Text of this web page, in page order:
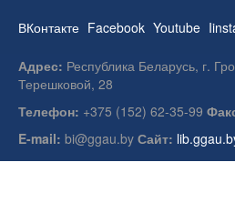
ВКонтакте Facebook Youtube
Адрес: Республика Беларусь, г.
Терешковой, 28
Телефон: +375 (152) 62-35-99
E-mail: bi@ggau.by Сайт: